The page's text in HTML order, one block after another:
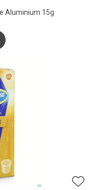
Aluminium 15g